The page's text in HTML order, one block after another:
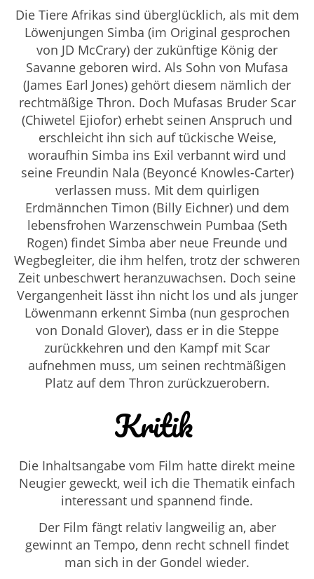
Die Tiere Afrikas sind überglücklich, als mit dem
Löwenjungen Simba (im Original gesprochen
von JD McCrary) der zukünftige König der
Savanne geboren wird. Als Sohn von Mufasa
(James Earl Jones) gehört diesem nämlich der
rechtmäßige Thron. Doch Mufasas Bruder Scar
(Chiwetel Ejiofor) erhebt seinen Anspruch und
erschleicht ihn sich auf tückische Weise,
woraufhin Simba ins Exil verbannt wird und
seine Freundin Nala (Beyoncé Knowles-Carter)
verlassen muss. Mit dem quirligen
Erdmännchen Timon (Billy Eichner) und dem
lebensfrohen Warzenschwein Pumbaa (Seth
Rogen) findet Simba aber neue Freunde und
Wegbegleiter, die ihm helfen, trotz der schweren
Zeit unbeschwert heranzuwachsen. Doch seine
Vergangenheit lässt ihn nicht los und als junger
Löwenmann erkennt Simba (nun gesprochen
von Donald Glover), dass er in die Steppe
zurückkehren und den Kampf mit Scar
aufnehmen muss, um seinen rechtmäßigen
Platz auf dem Thron zurückzuerobern.
Kritik
Die Inhaltsangabe vom Film hatte direkt meine
Neugier geweckt, weil ich die Thematik einfach
interessant und spannend finde.
Der Film fängt relativ langweilig an, aber
gewinnt an Tempo, denn recht schnell findet
man sich in der Gondel wieder.